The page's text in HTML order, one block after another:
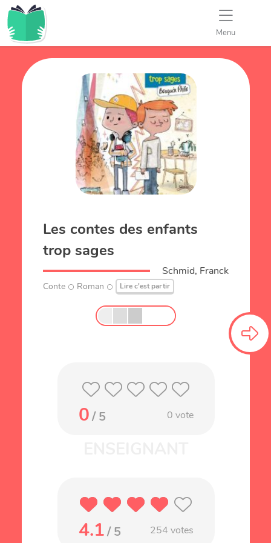
Menu
Les contes des enfants
trop sages
Schmid, Franck
Conte Roman Lire c'est partir
0/ 5 0 vote
4.1/ 5 254 votes